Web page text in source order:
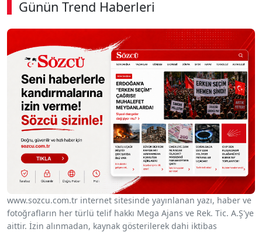
Günün Trend Haberleri
00:01 / 08:43
Sesi Aç
www.sozcu.com.tr internet sitesinde yayınlanan yazı, haber ve
fotoğrafların her türlü telif hakkı Mega Ajans ve Rek. Tic. A.Ş'ye
aittir. İzin alınmadan, kaynak gösterilerek dahi iktibas